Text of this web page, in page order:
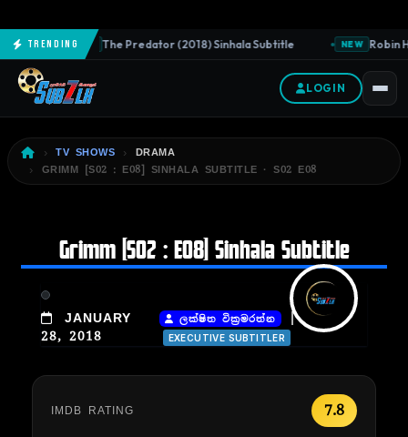
TrendingNEW The Predator (2018) Sinhala Subtitle NEW Robin
LOGIN
TV SHOWS
DRAMA
GRIMM [S02 : E08] SINHALA SUBTITLE · S02 E08
Grimm [S02 : E08] Sinhala Subtitle
JANUARY
28, 2018
ලක්ෂිත වික්‍රමරත්න |
EXECUTIVE SUBTITLER
IMDB RATING 7.8